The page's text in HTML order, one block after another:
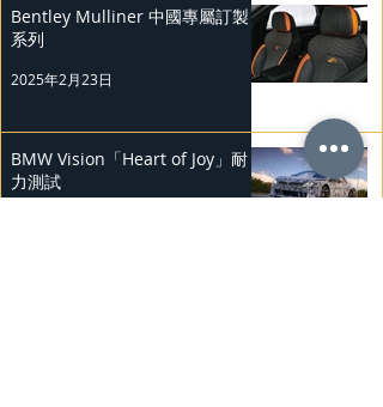
Bentley Mulliner 中國專屬訂製
系列
2025年2月23日
BMW Vision「Heart of Joy」耐
力測試